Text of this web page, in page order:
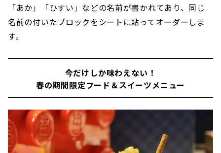
「あか」「ひすい」などの名前が書かれてあり、同じ
名前の付いたブロックをシートに貼ってオーダーしま
す。
今だけしか味わえない！
春の期間限定フード＆スイーツメニュー